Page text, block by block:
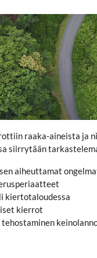
raaka-aineista
siirrytään
aiheuttamat
kiertotaloudessa
kierrot